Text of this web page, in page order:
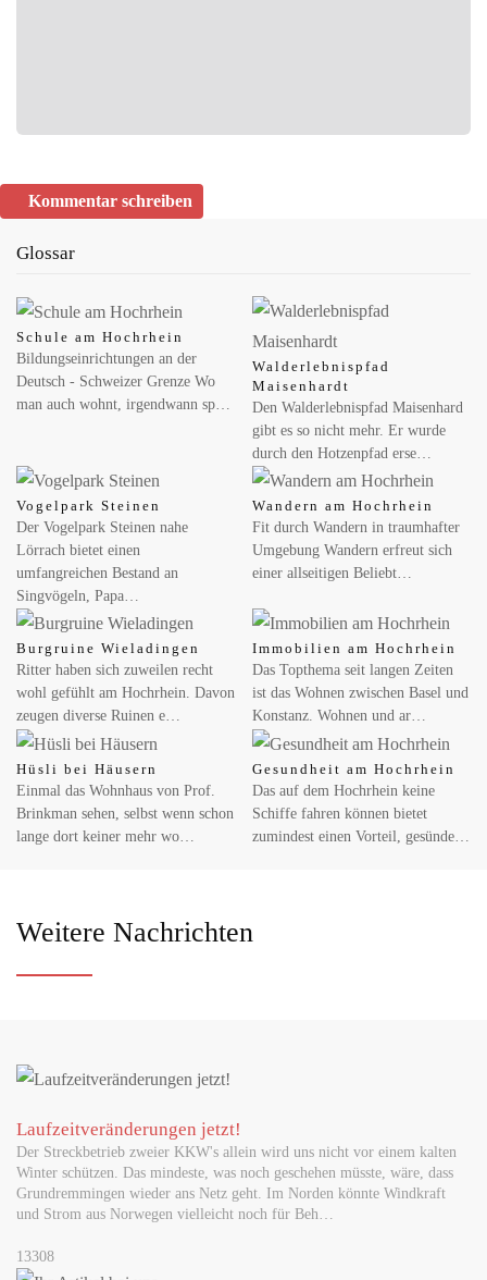
beschädigtes Gepäck: Viele Reisende wissen nicht, welche Rechte
sie haben – und…
Werbung für Sportwetten: Dauerpräsenz im Fußball
gefährdet vulnerable Gruppen
Forschende warnen vor Normalisierung von Glücksspiel im
Fußball Glücksspielwerbung gehört im Profifußball inzwischen
zum Normalzustand –…
Kommentar schreiben
Glossar
Schule am Hochrhein
Bildungseinrichtungen an der
Deutsch - Schweizer Grenze Wo
man auch wohnt, irgendwann sp…
Walderlebnispfad
Maisenhardt
Den Walderlebnispfad Maisenhard
gibt es so nicht mehr. Er wurde
durch den Hotzenpfad erse…
Vogelpark Steinen
Der Vogelpark Steinen nahe
Lörrach bietet einen
umfangreichen Bestand an
Singvögeln, Papa…
Wandern am Hochrhein
Fit durch Wandern in traumhafter
Umgebung Wandern erfreut sich
einer allseitigen Beliebt…
Burgruine Wieladingen
Ritter haben sich zuweilen recht
wohl gefühlt am Hochrhein. Davon
zeugen diverse Ruinen e…
Immobilien am Hochrhein
Das Topthema seit langen Zeiten
ist das Wohnen zwischen Basel und
Konstanz. Wohnen und ar…
Hüsli bei Häusern
Einmal das Wohnhaus von Prof.
Brinkman sehen, selbst wenn schon
lange dort keiner mehr wo…
Gesundheit am Hochrhein
Das auf dem Hochrhein keine
Schiffe fahren können bietet
zumindest einen Vorteil, gesünde…
Weitere Nachrichten
Laufzeitveränderungen jetzt!
Der Streckbetrieb zweier KKW's allein wird uns nicht vor einem kalten
Winter schützen. Das mindeste, was noch geschehen müsste, wäre, dass
Grundremmingen wieder ans Netz geht. Im Norden könnte Windkraft
und Strom aus Norwegen vielleicht noch für Beh…
13308